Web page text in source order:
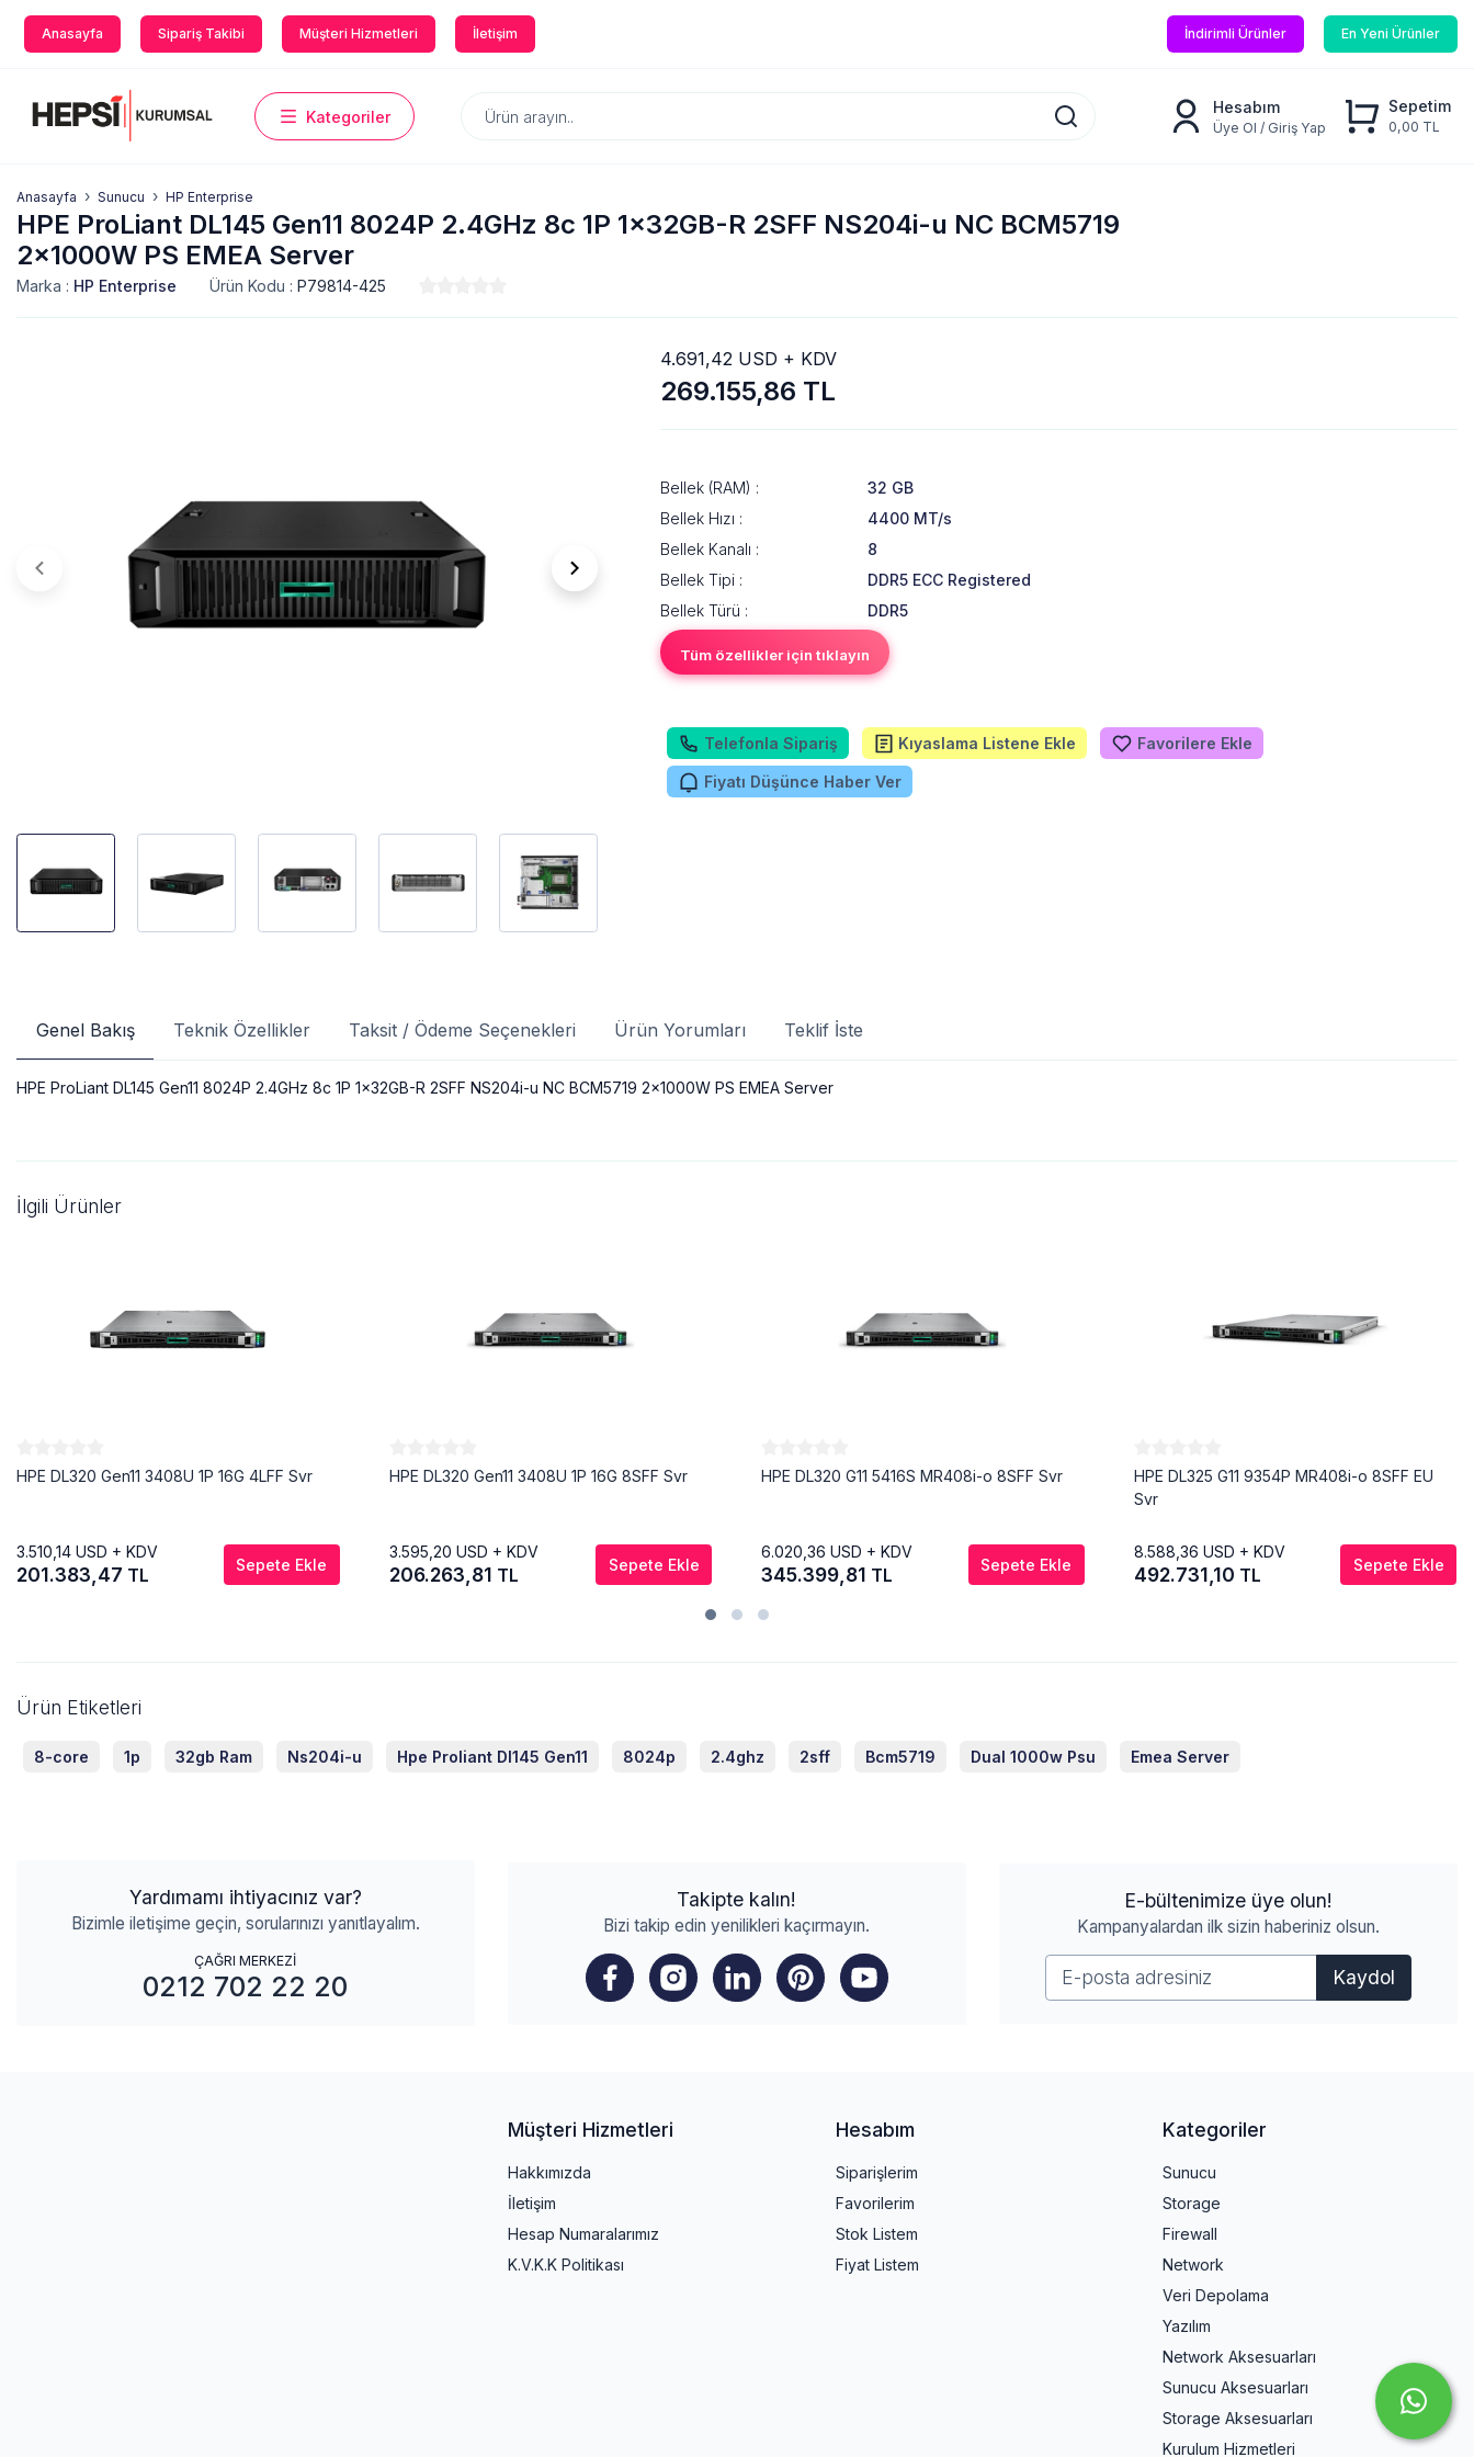
Anasayfa Sipariş Takibi Müşteri Hizmetleri İletişim İndirimli Ürünler En Yeni Ürünler
Kategoriler
Hesabım
Üye Ol / Giriş Yap
Sepetim
0,00 TL
Anasayfa Sunucu HP Enterprise
HPE ProLiant DL145 Gen11 8024P 2.4GHz 8c 1P 1x32GB-R 2SFF NS204i-u NC BCM5719
2x1000W PS EMEA Server
Marka : HP Enterprise Ürün Kodu : P79814-425
269.155,86 TL
4.691,42 USD + KDV
Bellek (RAM) :
32 GB
Bellek Hızı :
4400 MT/s
Bellek Kanalı :
8
Bellek Tipi :
DDR5 ECC Registered
Bellek Türü :
DDR5
Tüm özellikler için tıklayın
Telefonla Sipariş Kıyaslama Listene Ekle Favorilere Ekle
Fiyatı Düşünce Haber Ver
Genel Bakış Teknik Özellikler Taksit / Ödeme Seçenekleri Ürün Yorumları Teklif İste
HPE ProLiant DL145 Gen11 8024P 2.4GHz 8c 1P 1x32GB-R 2SFF NS204i-u NC BCM5719 2x1000W PS EMEA Server
İlgili Ürünler
HPE DL320 Gen11 3408U 1P 16G 4LFF Svr
3.510,14 USD + KDV
201.383,47 TL Sepete Ekle
HPE DL320 Gen11 3408U 1P 16G 8SFF Svr
3.595,20 USD + KDV
206.263,81 TL Sepete Ekle
HPE DL320 G11 5416S MR408i-o 8SFF Svr
6.020,36 USD + KDV
345.399,81 TL Sepete Ekle
HPE DL325 G11 9354P MR408i-o 8SFF EU
Svr
8.588,36 USD + KDV
492.731,10 TL Sepete Ekle
Ürün Etiketleri
8-core 1p 32gb Ram Ns204i-u Hpe Proliant Dl145 Gen11 8024p 2.4ghz 2sff Bcm5719 Dual 1000w Psu Emea Server
Yardımamı ihtiyacınız var?
Bizimle iletişime geçin, sorularınızı yanıtlayalım.
ÇAĞRI MERKEZİ
0212 702 22 20
Takipte kalın!
Bizi takip edin yenilikleri kaçırmayın.
E-bültenimize üye olun!
Kampanyalardan ilk sizin haberiniz olsun.
Kaydol
Müşteri Hizmetleri
Hakkımızda
İletişim
Hesap Numaralarımız
K.V.K.K Politikası
Hesabım
Siparişlerim
Favorilerim
Stok Listem
Fiyat Listem
Kategoriler
Sunucu
Storage
Firewall
Network
Veri Depolama
Yazılım
Network Aksesuarları
Sunucu Aksesuarları
Storage Aksesuarları
Kurulum Hizmetleri